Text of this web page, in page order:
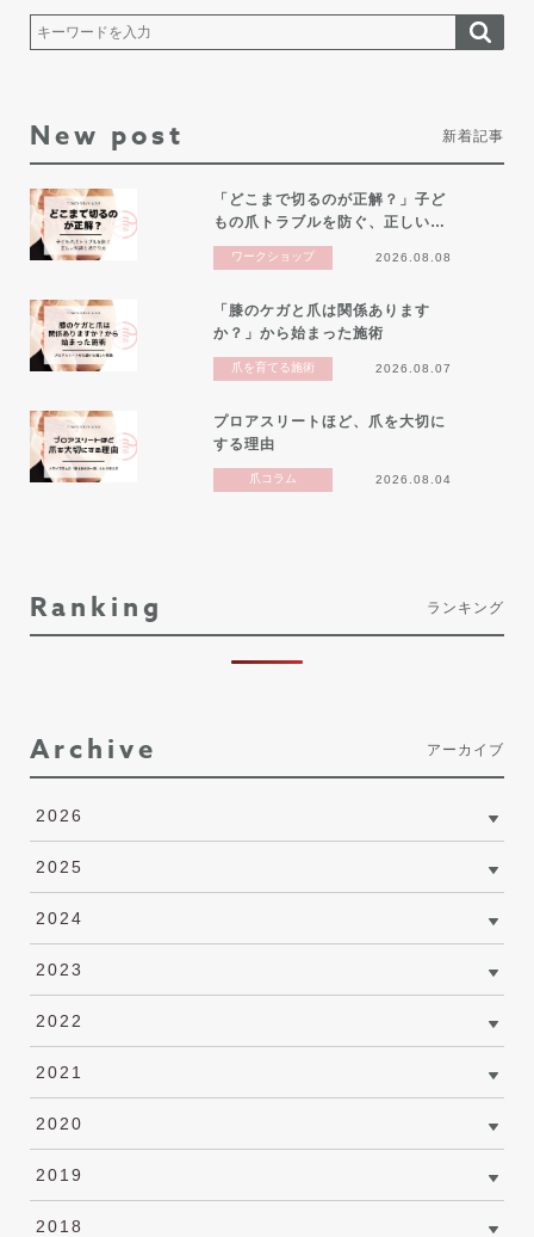
New post 新着記事
「どこまで切るのが正解？」子ど
もの爪トラブルを防ぐ、正しい…
ワークショップ 2026.08.08
「膝のケガと爪は関係あります
か？」から始まった施術
爪を育てる施術 2026.08.07
プロアスリートほど、爪を大切に
する理由
爪コラム 2026.08.04
Ranking ランキング
Archive アーカイブ
2026
2025
2024
2023
2022
2021
2020
2019
2018